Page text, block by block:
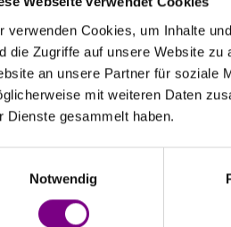
verwenden Cookies, um Inhalte
die Zugriffe auf unsere Website
an unsere Partner für soziale
mit weiteren Daten
Dienste gesammelt haben.
Notwendig